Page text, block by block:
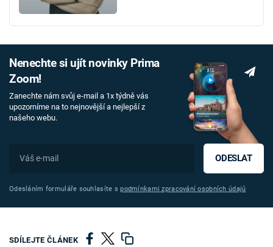
Nenechte si ujít novinky Prima
Zoom!
Zanechte nám svůj e-mail a 1x týdně vás
upozorníme na to nejnovější a nejlepší z
našeho webu.
ODESLAT
Odesláním formuláře souhlasíte spodmínkami zpracování osobních údajů
SDÍLEJTE ČLÁNEK